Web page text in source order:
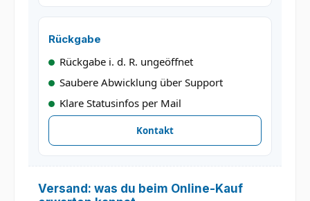
Rückgabe
Rückgabe i. d. R. ungeöffnet
Saubere Abwicklung über Support
Klare Statusinfos per Mail
Kontakt
Versand: was du beim Online-Kauf